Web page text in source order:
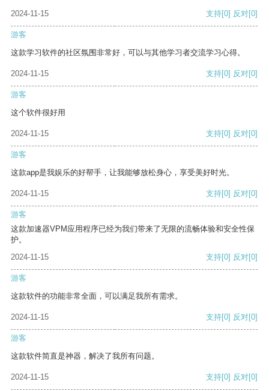
2024-11-15
支持[0] 反对[0]
游客
这款学习软件的社区氛围非常好，可以与其他学习者交流学习心得。
2024-11-15 支持[0] 反对[0]
游客
这个软件很好用
2024-11-15 支持[0] 反对[0]
游客
这款app是我娱乐的好帮手，让我能够放松身心，享受美好时光。
2024-11-15 支持[0] 反对[0]
游客
这款加速器VPM应用程序已经为我们带来了无限的流畅体验和安全性保
护。
2024-11-15
支持[0] 反对[0]
游客
这款软件的功能非常全面，可以满足我所有需求。
2024-11-15 支持[0] 反对[0]
游客
这款软件简直是神器，解决了我所有问题。
2024-11-15 支持[0] 反对[0]